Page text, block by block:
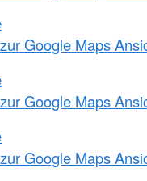
Google Maps
Google Maps
Google Maps